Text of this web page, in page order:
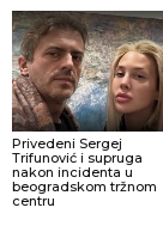
Privedeni Sergej
Trifunović i supruga
nakon incidenta u
beogradskom tržnom
centru